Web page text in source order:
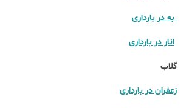
به در بارداری
انار در بارداری
گلاب
زعفران در بارداری